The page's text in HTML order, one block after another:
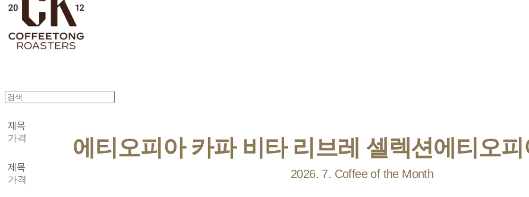
에티오
에티오피아 카파 비타 리브레 셀렉션
2026. 7. Coffee of the Month
제목
가격
제목
가격